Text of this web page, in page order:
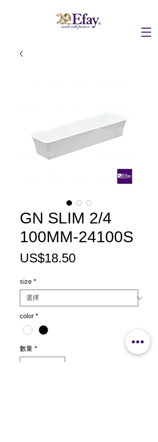
GN SLIM 2/4
100MM-24100S
US$18.50價
size *
color *
數量 *